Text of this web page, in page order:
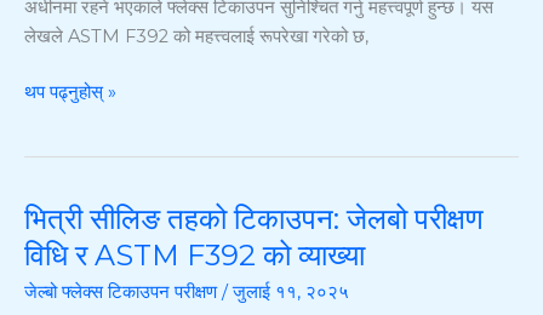
अधीनमा रहने भएकाले फ्लेक्स टिकाउपन सुनिश्चित गर्नु महत्त्वपूर्ण हुन्छ। यस
लेखले ASTM F392 को महत्त्वलाई रूपरेखा गरेको छ,
मानक
थप पढ्नुहोस् »
भित्री सीलिङ तहको टिकाउपन: जेलबो परीक्षण
विधि र ASTM F392 को व्याख्या
जेल्बो फ्लेक्स टिकाउपन परीक्षण/जुलाई ११, २०२५
भित्री
सीलिङ
तहको
टिकाउपन: